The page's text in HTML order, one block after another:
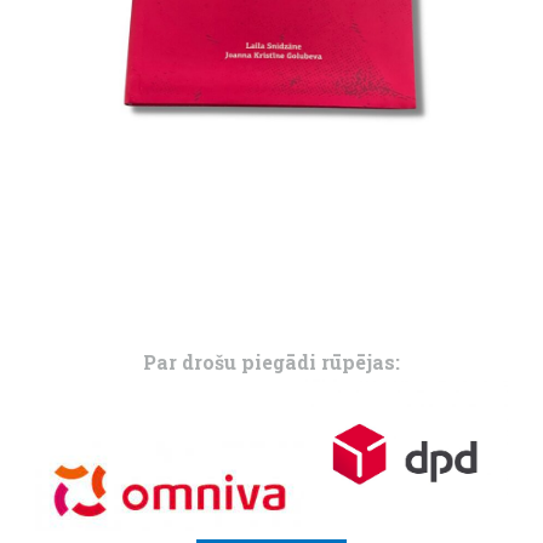
Par drošu piegādi rūpējas: